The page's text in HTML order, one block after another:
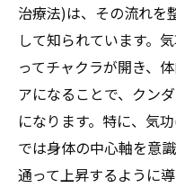
治療法)は、その流れを
して知られています。
ってチャクラが開き、
アになることで、クン
になります。特に、気
では身体の中心軸を意
通って上昇するように